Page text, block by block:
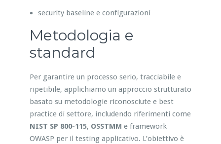
security baseline e configurazioni
Metodologia e
standard
Per garantire un processo serio, tracciabile e
ripetibile, applichiamo un approccio strutturato
basato su metodologie riconosciute e best
practice di settore, includendo riferimenti come
NIST SP 800-115, OSSTMM e framework
OWASP per il testing applicativo. L’obiettivo è